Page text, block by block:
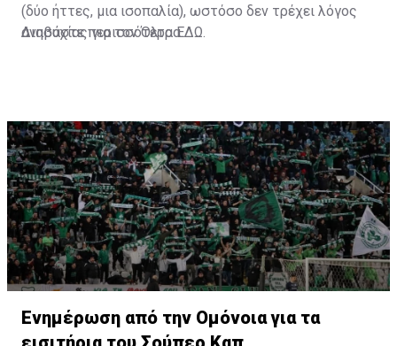
(δύο ήττες, μια ισοπαλία), ωστόσο δεν τρέχει λόγος
ανησυχίας για τον Όλτρα.
Διαβάστε περισσότεραΕΔΩ.
Ενημέρωση από την Ομόνοια για τα